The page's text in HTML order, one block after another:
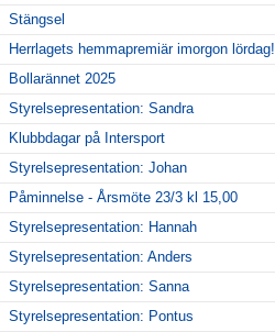
Stängsel
Herrlagets hemmapremiär imorgon lördag!
Bollarännet 2025
Styrelsepresentation: Sandra
Klubbdagar på Intersport
Styrelsepresentation: Johan
Påminnelse - Årsmöte 23/3 kl 15,00
Styrelsepresentation: Hannah
Styrelsepresentation: Anders
Styrelsepresentation: Sanna
Styrelsepresentation: Pontus